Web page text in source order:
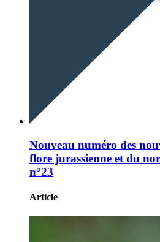
Nouveau numéro des
flore jurassienne et du
n°23
Article